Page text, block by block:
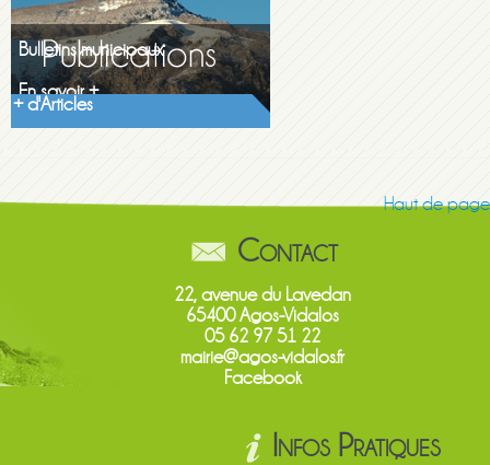
Bulletins municipaux
Découvrez les...
En savoir +
+ d'Articles
Haut de page
Contact
22, avenue du Lavedan
65400 Agos-Vidalos
05 62 97 51 22
mairie@agos-vidalos.fr
Facebook
Infos Pratiques